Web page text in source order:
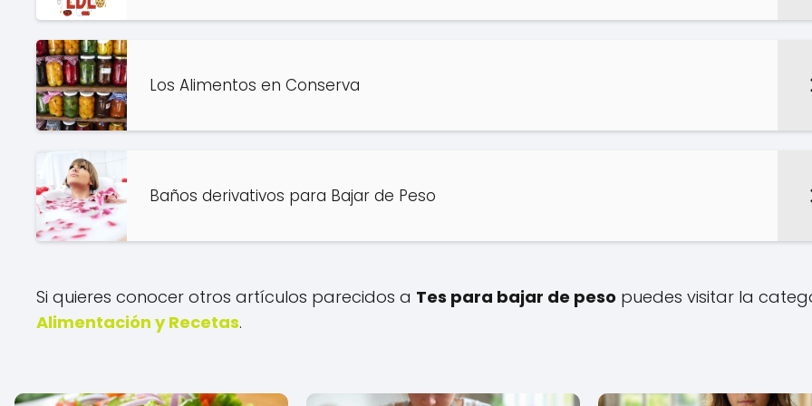
Los Alimentos en Conserva
Baños derivativos para Bajar de Peso
Si quieres conocer otros artículos parecidos a Tes para bajar de peso puedes visitar la
Alimentación y Recetas.